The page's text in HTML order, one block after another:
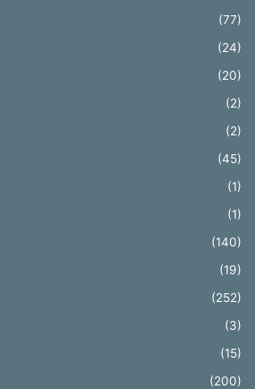
(77)
(24)
(20)
(2)
(2)
(45)
(1)
(1)
(140)
(19)
(252)
(3)
(15)
(200)